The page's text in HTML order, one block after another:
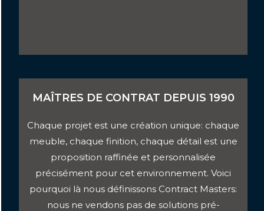
MAÎTRES DE CONTRAT DEPUIS 1990
Chaque projet est une création unique: chaque
meuble, chaque finition, chaque détail est une
proposition raffinée et personnalisée
précisément pour cet environnement. Voici
pourquoi là nous définissons Contract Masters:
nous ne vendons pas de solutions pré-